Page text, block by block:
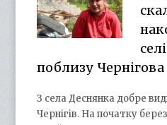
поблизу Чернігова
З села Деснянка добре
Чернігів. На початку